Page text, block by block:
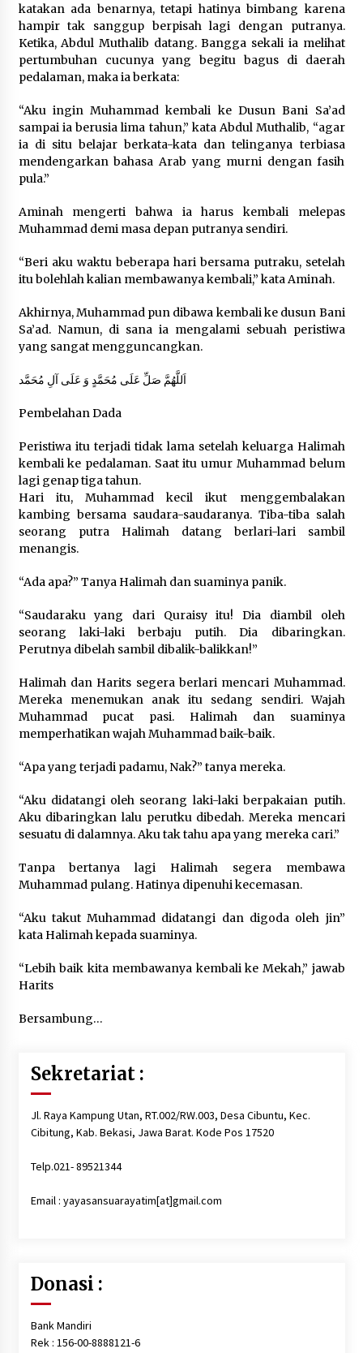
Persiapan santunan Muharam…, Sabtu, 29
Agustus 2020
6 tahun ago
Santunan Terlaksana dengan Sukses Meskipun
6 tahun ago
6 tahun ago
Sembako dan Perlengkapan Mandi Untuk Anak-
anak Yatim
katakan ada benarnya, tetapi hatinya bimbang karena
hampir tak sanggup berpisah lagi dengan putranya.
Ketika, Abdul Muthalib datang. Bangga sekali ia melihat
pertumbuhan cucunya yang begitu bagus di daerah
pedalaman, maka ia berkata:
“Aku ingin Muhammad kembali ke Dusun Bani Sa’ad
sampai ia berusia lima tahun,” kata Abdul Muthalib, “agar
ia di situ belajar berkata-kata dan telinganya terbiasa
mendengarkan bahasa Arab yang murni dengan fasih
pula.”
Aminah mengerti bahwa ia harus kembali melepas
Muhammad demi masa depan putranya sendiri.
“Beri aku waktu beberapa hari bersama putraku, setelah
itu bolehlah kalian membawanya kembali,” kata Aminah.
Akhirnya, Muhammad pun dibawa kembali ke dusun Bani
Sa’ad. Namun, di sana ia mengalami sebuah peristiwa
yang sangat mengguncangkan.
اَللَّهُمَّ صَلِّ عَلَى مُحَمَّدٍ وَ عَلَى آلِ مُحَمَّد
Pembelahan Dada
Peristiwa itu terjadi tidak lama setelah keluarga Halimah
kembali ke pedalaman. Saat itu umur Muhammad belum
lagi genap tiga tahun.
Hari itu, Muhammad kecil ikut menggembalakan
kambing bersama saudara-saudaranya. Tiba-tiba salah
seorang putra Halimah datang berlari-lari sambil
menangis.
“Ada apa?” Tanya Halimah dan suaminya panik.
“Saudaraku yang dari Quraisy itu! Dia diambil oleh
seorang laki-laki berbaju putih. Dia dibaringkan.
Perutnya dibelah sambil dibalik-balikkan!”
Halimah dan Harits segera berlari mencari Muhammad.
Mereka menemukan anak itu sedang sendiri. Wajah
Muhammad pucat pasi. Halimah dan suaminya
memperhatikan wajah Muhammad baik-baik.
“Apa yang terjadi padamu, Nak?” tanya mereka.
“Aku didatangi oleh seorang laki-laki berpakaian putih.
Aku dibaringkan lalu perutku dibedah. Mereka mencari
sesuatu di dalamnya. Aku tak tahu apa yang mereka cari.”
Tanpa bertanya lagi Halimah segera membawa
Muhammad pulang. Hatinya dipenuhi kecemasan.
“Aku takut Muhammad didatangi dan digoda oleh jin”
kata Halimah kepada suaminya.
“Lebih baik kita membawanya kembali ke Mekah,” jawab
Harits
Bersambung…
Sekretariat :
Jl. Raya Kampung Utan, RT.002/RW.003, Desa Cibuntu, Kec.
Cibitung, Kab. Bekasi, Jawa Barat. Kode Pos 17520
Telp.021- 89521344
Email : yayasansuarayatim[at]gmail.com
Donasi :
Bank Mandiri
Rek : 156-00-8888121-6